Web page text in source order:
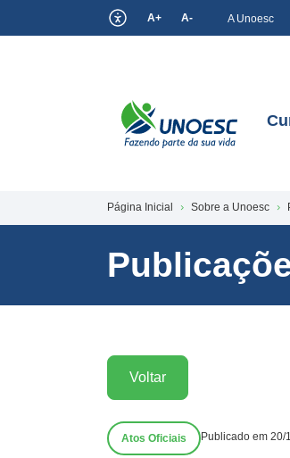
A+ A- A Unoesc
Página Inicial Sobre a Unoesc
Voltar
Atos Oficiais Publicado em 20/